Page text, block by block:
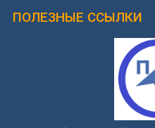
ПОЛЕЗНЫЕ ССЫЛКИ